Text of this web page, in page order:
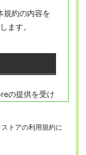
規約の内容を
ます。
の提供を受け
て会員登録
トアの利用規約に